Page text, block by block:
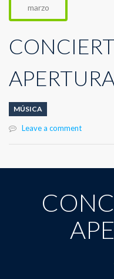
marzo
MÚSICA
Leave a comment